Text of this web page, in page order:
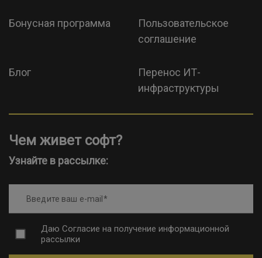
Бонусная программа
Пользовательское
соглашение
Блог
Перенос ИТ-
инфраструктуры
Чем живет софт?
Узнайте в рассылке:
Введите ваш e-mail
Даю Согласие на получение информационной
рассылки